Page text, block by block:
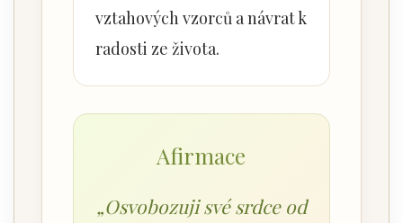
vztahových vzorců a návrat k
radosti ze života.
Afirmace
„Osvobozuji své srdce od